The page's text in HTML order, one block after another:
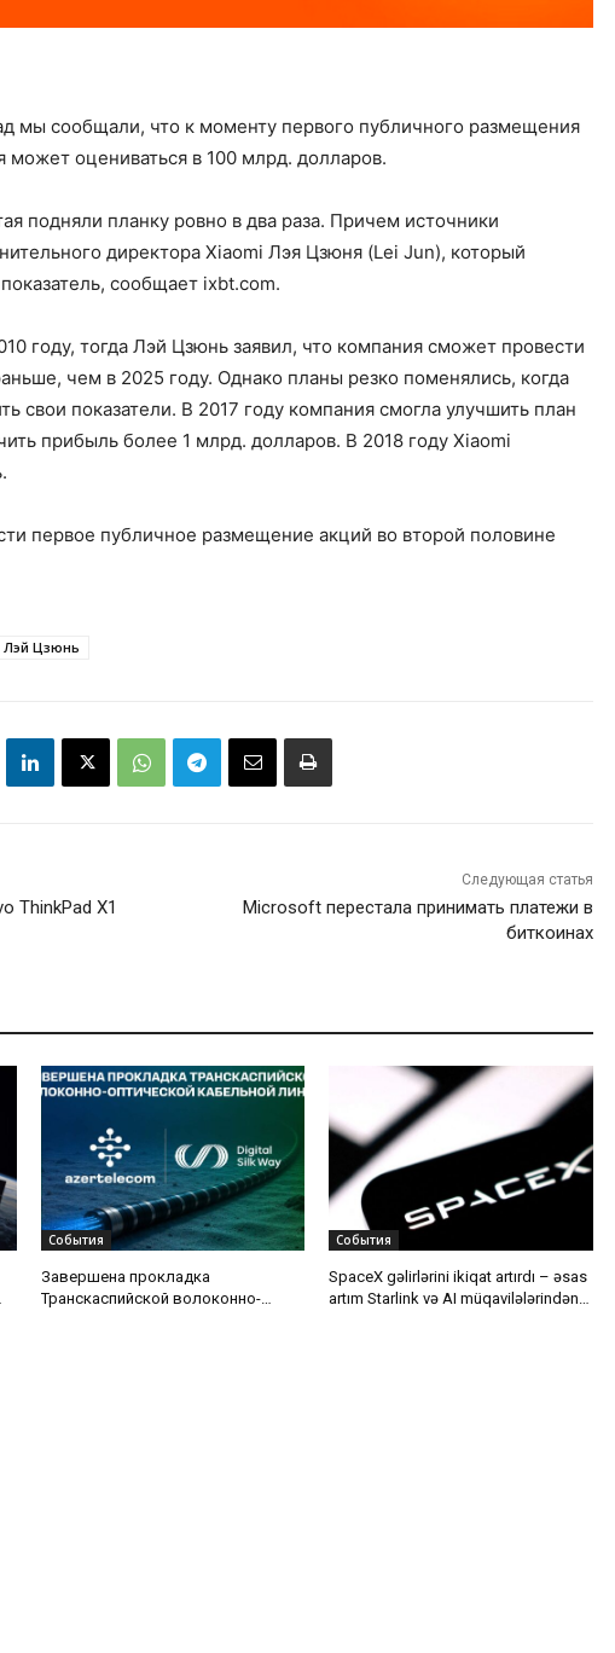
мы сообщали, что к моменту первого публичного размещения
может оцениваться в 100 млрд. долларов.
подняли планку ровно в два раза. Причем источники
директора Xiaomi Лэя Цзюня (Lei Jun), который
сообщает ixbt.com.
году, тогда Лэй Цзюнь заявил, что компания сможет провести
чем в 2025 году. Однако планы резко поменялись, когда
свои показатели. В 2017 году компания смогла улучшить план
прибыль более 1 млрд. долларов. В 2018 году Xiaomi
первое публичное размещение акций во второй половине
Лэй Цзюнь
ThinkPad X1
Следующая статья
Microsoft перестала принимать платежи в
биткоинах
События
Завершена прокладка
Транскаспийской волоконно-
События
SpaceX gəlirlərini ikiqat artırdı – əsas
artım Starlink və AI müqavilələrindən